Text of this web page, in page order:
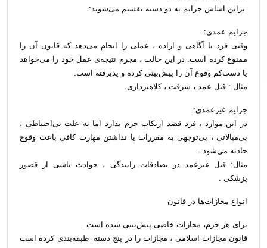
براین اساس جرایم به دو دسته تقسیم می‌شوند:
جرایم عمدی:
وقتی فرد با آگاهی و اراده ، عملی را انجام می‌دهد که قانون آن را
ممنوع کرده است. در این حالت ، مجرم نتیجه‌ی عمل خود را می‌خواهد
یا دست‌کم وقوع آن را پیش‌بینی کرده و پذیرفته است.
مثال : قتل عمد ، سرقت ، کلاهبرداری.
جرایم غیرعمدی:
در این موارد ، فرد قصد ارتکاب جرم ندارد اما به علت بی‌احتیاطی ،
بی‌مبالاتی ، بی‌توجهی به مقررات یا نداشتن مهارت کافی باعث وقوع
حادثه می‌شود .
مثال: قتل غیرعمد در تصادفات رانندگی ، حوادث ناشی از قصور
پزشکی .
انواع مجازات‌ها در قانون
برای هر جرم، مجازات خاصی پیش‌بینی شده است.
قانون مجازات اسلامی ، مجازات را در پنج دسته طبقه‌بندی کرده است